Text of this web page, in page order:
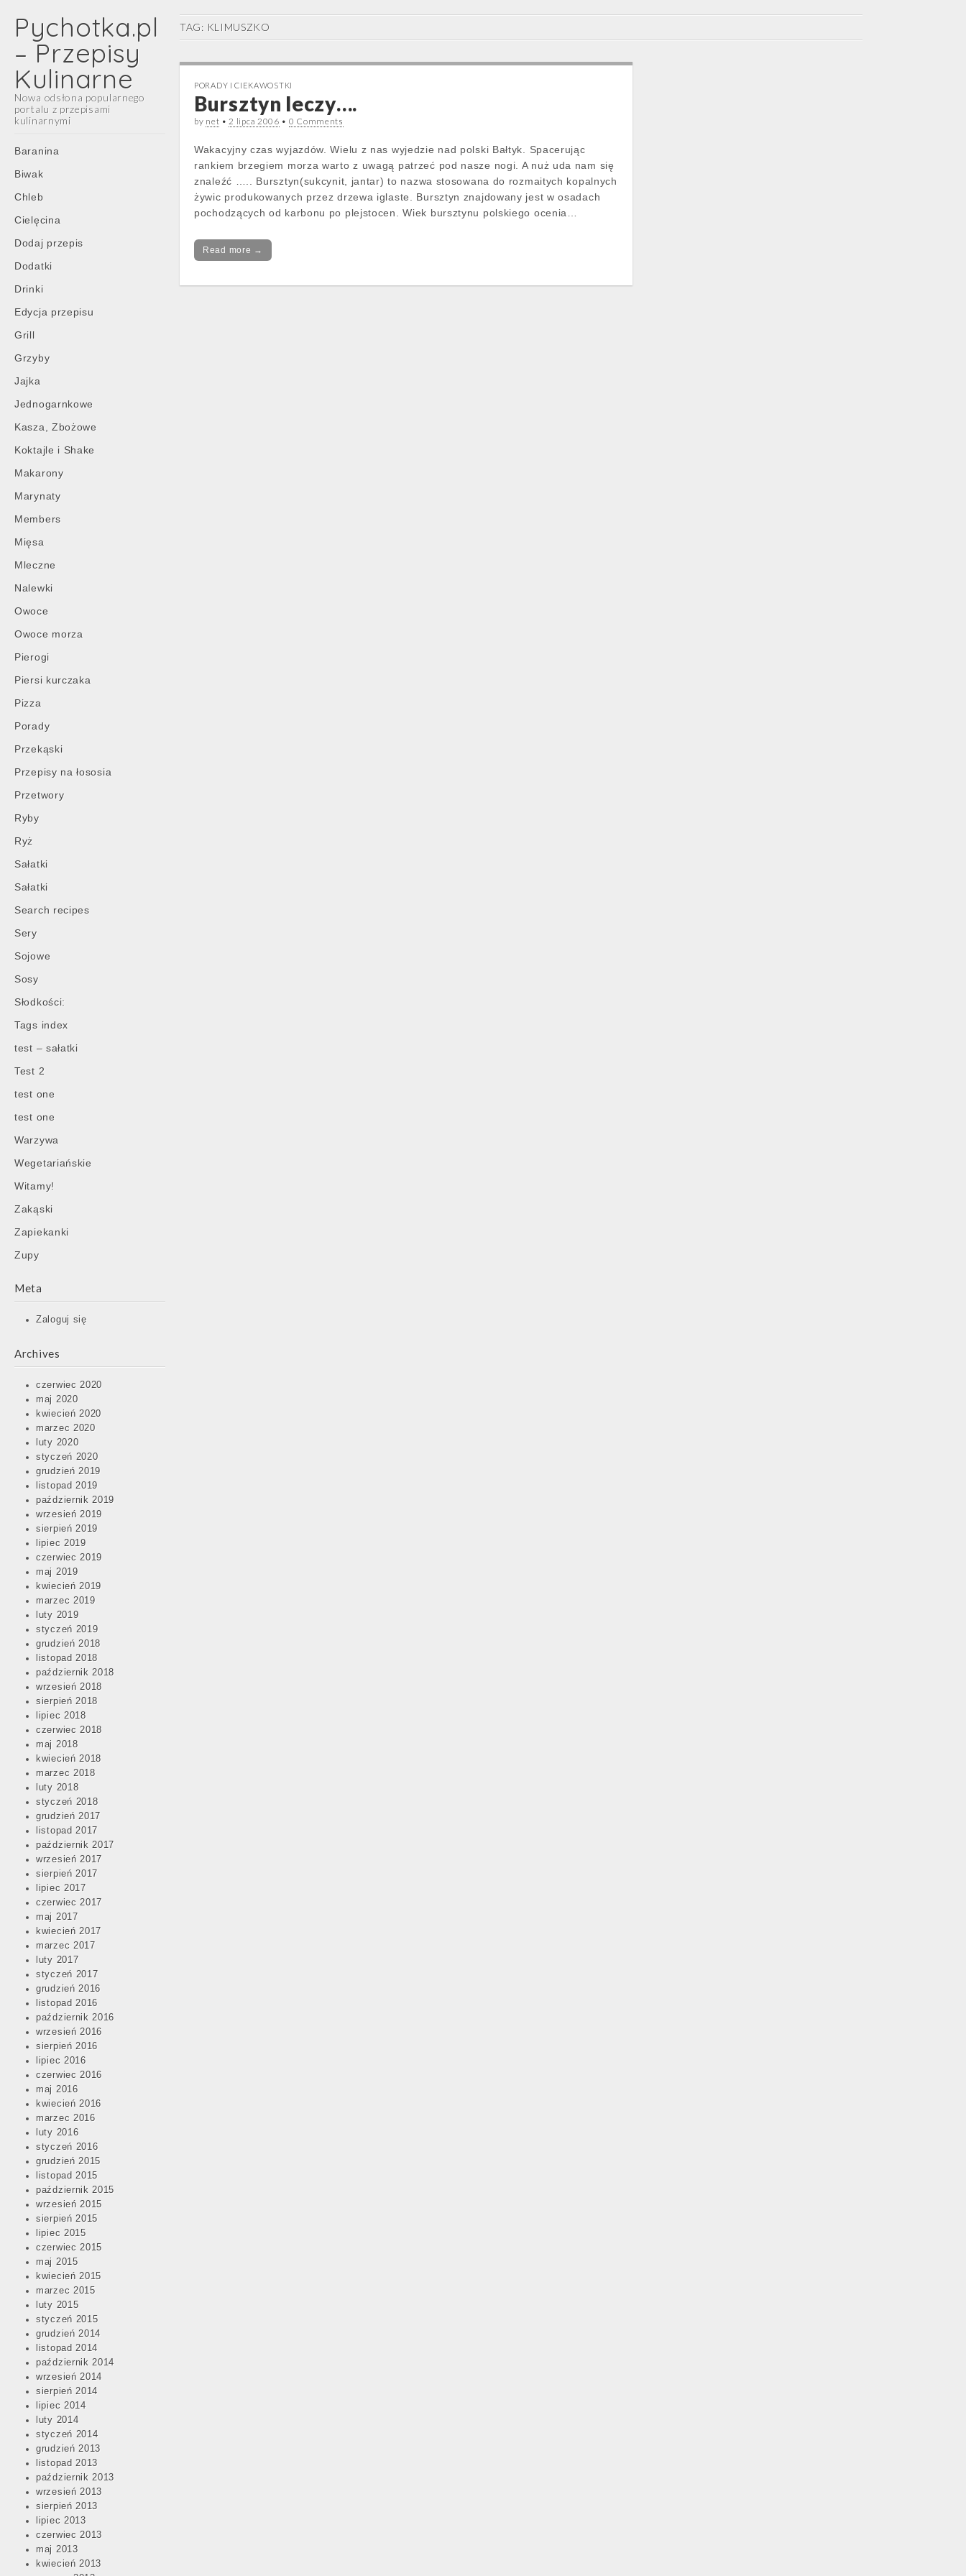
Pychotka.pl
– Przepisy
Kulinarne
Nowa odsłona popularnego
portalu z przepisami
kulinarnymi
Main
menu
Skip
content
Baranina
Biwak
Chleb
Cielęcina
Dodaj przepis
Dodatki
Drinki
Edycja przepisu
Grill
Grzyby
Jajka
Jednogarnkowe
Kasza, Zbożowe
Koktajle i Shake
Makarony
Marynaty
Members
Mięsa
Mleczne
Nalewki
Owoce
Owoce morza
Pierogi
Piersi kurczaka
Pizza
Porady
Przekąski
Przepisy na łososia
Przetwory
Ryby
Ryż
Sałatki
Sałatki
Search recipes
Sery
Sojowe
Sosy
Słodkości:
Tags index
test – sałatki
Test 2
test one
test one
Warzywa
Wegetariańskie
Witamy!
Zakąski
Zapiekanki
Zupy
Meta
Zaloguj się
Archives
czerwiec 2020
maj 2020
kwiecień 2020
marzec 2020
luty 2020
styczeń 2020
grudzień 2019
listopad 2019
październik 2019
wrzesień 2019
sierpień 2019
lipiec 2019
czerwiec 2019
maj 2019
kwiecień 2019
marzec 2019
luty 2019
styczeń 2019
grudzień 2018
listopad 2018
październik 2018
wrzesień 2018
sierpień 2018
lipiec 2018
czerwiec 2018
maj 2018
kwiecień 2018
marzec 2018
luty 2018
styczeń 2018
grudzień 2017
listopad 2017
październik 2017
wrzesień 2017
sierpień 2017
lipiec 2017
czerwiec 2017
maj 2017
kwiecień 2017
marzec 2017
luty 2017
styczeń 2017
grudzień 2016
listopad 2016
październik 2016
wrzesień 2016
sierpień 2016
lipiec 2016
czerwiec 2016
maj 2016
kwiecień 2016
marzec 2016
luty 2016
styczeń 2016
grudzień 2015
listopad 2015
październik 2015
wrzesień 2015
sierpień 2015
lipiec 2015
czerwiec 2015
maj 2015
kwiecień 2015
marzec 2015
luty 2015
styczeń 2015
grudzień 2014
listopad 2014
październik 2014
wrzesień 2014
sierpień 2014
lipiec 2014
luty 2014
styczeń 2014
grudzień 2013
listopad 2013
październik 2013
wrzesień 2013
sierpień 2013
lipiec 2013
czerwiec 2013
maj 2013
kwiecień 2013
TAG: KLIMUSZKO
PORADY I CIEKAWOSTKI
Bursztyn leczy….
by net •2 lipca 2006 • 0 Comments
Wakacyjny czas wyjazdów. Wielu z nas wyjedzie nad polski Bałtyk. Spacerując
rankiem brzegiem morza warto z uwagą patrzeć pod nasze nogi. A nuż uda nam się
znaleźć ….. Bursztyn(sukcynit, jantar) to nazwa stosowana do rozmaitych kopalnych
żywic produkowanych przez drzewa iglaste. Bursztyn znajdowany jest w osadach
pochodzących od karbonu po plejstocen. Wiek bursztynu polskiego ocenia…
Read more →